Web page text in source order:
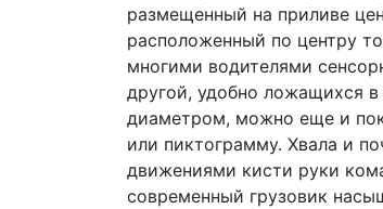
размещенный на приливе
расположенный по центру
многими водителями
другой, удобно ложащихся
диаметром, можно еще и
или пиктограмму. Хвала и
движениями кисти руки
современный грузовик